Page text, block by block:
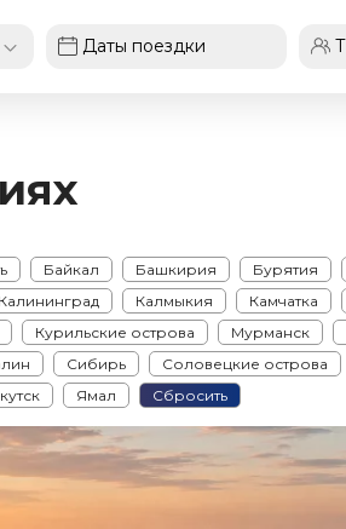
Байкал Башкирия Бурятия
Калининград Калмыкия Камчатка
Курильские острова Мурманск
Сибирь Соловецкие острова
Ямал Сбросить